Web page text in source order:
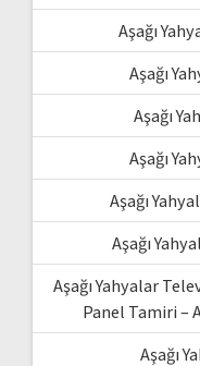
Aşağı
Aşağı
Aşağı
Aşağı
Aşağı
Aşağı
Aşağı Yahyalar
Panel Tamiri –
Aşağı